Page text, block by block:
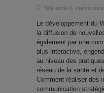
Télé-santé & Internet
Le développement du
la diffusion de
également par une
plus interactive,
au niveau des
réseau de la santé et
Comment réaliser des
communication